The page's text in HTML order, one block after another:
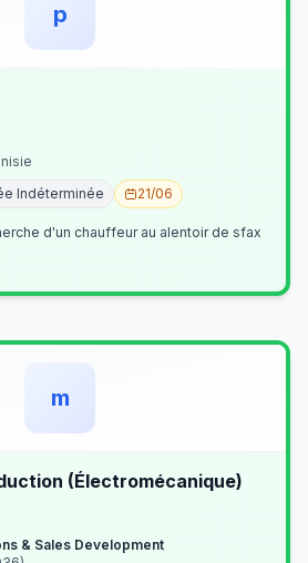
p
Indéterminée
21/06
d'un chauffeur au alentoir de sfax
m
(Électromécanique)
& Sales Development